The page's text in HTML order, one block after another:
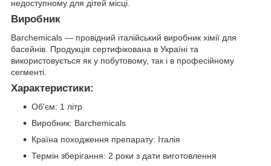
недоступному для дітей місці.
Виробник
Barchemicals — провідний італійський виробник хімії для
басейнів. Продукція сертифікована в Україні та
використовується як у побутовому, так і в професійному
сегменті.
Характеристики:
Об'єм: 1 літр
Виробник: Barchemicals
Країна походження препарату: Італія
Термін зберігання: 2 роки з дати виготовлення